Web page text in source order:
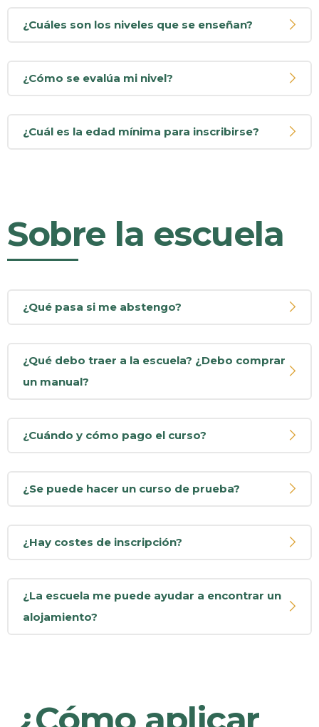
¿Cuáles son los niveles que se enseñan?
¿Cómo se evalúa mi nivel?
¿Cuál es la edad mínima para inscribirse?
Sobre la escuela
¿Qué pasa si me abstengo?
¿Qué debo traer a la escuela? ¿Debo comprar
un manual?
¿Cuándo y cómo pago el curso?
¿Se puede hacer un curso de prueba?
¿Hay costes de inscripción?
¿La escuela me puede ayudar a encontrar un
alojamiento?